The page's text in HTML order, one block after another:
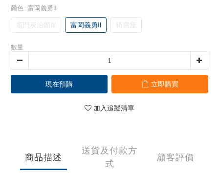
顏色 : 富岡義勇Ⅱ
竈門炭治郎Ⅲ 富岡義勇Ⅱ 猗窩座
數量
現在預購 立即購買
加入追蹤清單
商品描述
送貨及付款方
式
顧客評價